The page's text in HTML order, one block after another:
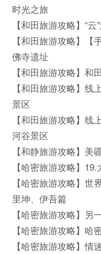
时光之旅
【和田旅游攻略】“
【和田旅游攻略】
佛寺遗址
【和田旅游攻略】和
【和田旅游攻略】
景区
【和田旅游攻略】
河谷景区
【和静旅游攻略】美
【哈密旅游攻略】
【哈密旅游攻略】
里坤、伊吾篇
【哈密旅游攻略】另
【哈密旅游攻略】哈
【哈密旅游攻略】情